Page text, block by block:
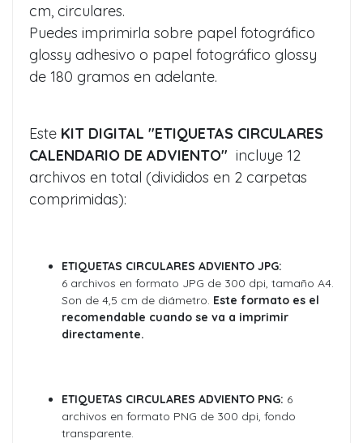
cm, circulares.
Puedes imprimirla sobre papel fotográfico
glossy adhesivo o papel fotográfico glossy
de 180 gramos en adelante.
Este KIT DIGITAL "ETIQUETAS CIRCULARES
CALENDARIO DE ADVIENTO" incluye 12
archivos en total (divididos en 2 carpetas
comprimidas):
ETIQUETAS CIRCULARES ADVIENTO JPG:
6 archivos en formato JPG de 300 dpi, tamaño A4.
Son de 4,5 cm de diámetro. Este formato es el
recomendable cuando se va a imprimir
directamente.
ETIQUETAS CIRCULARES ADVIENTO PNG: 6
archivos en formato PNG de 300 dpi, fondo
transparente.